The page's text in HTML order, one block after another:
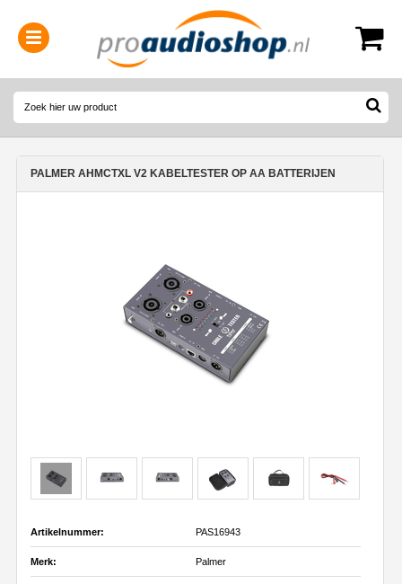
0314-364515
PALMER AHMCTXL V2 KABELTESTER OP AA BATTERIJEN
Artikelnummer: PAS16943
Merk: Palmer